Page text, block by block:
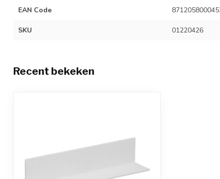
EAN Code
SKU 01220426
Recent bekeken